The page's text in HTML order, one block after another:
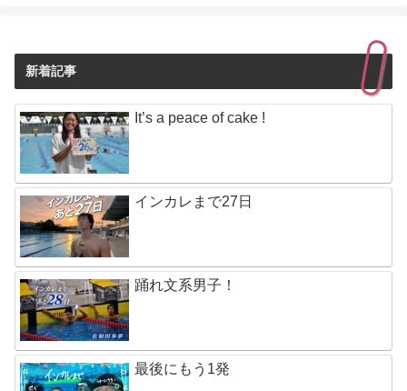
新着記事
It’s a peace of cake !
インカレまで27日
踊れ文系男子！
最後にもう1発